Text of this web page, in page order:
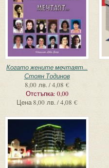
Когато жените мечтаят...
Стоян Тодинов
8,00 лв. / 4,08 €
Отстъпка: 0,00
Цена8,00 лв. / 4,08 €